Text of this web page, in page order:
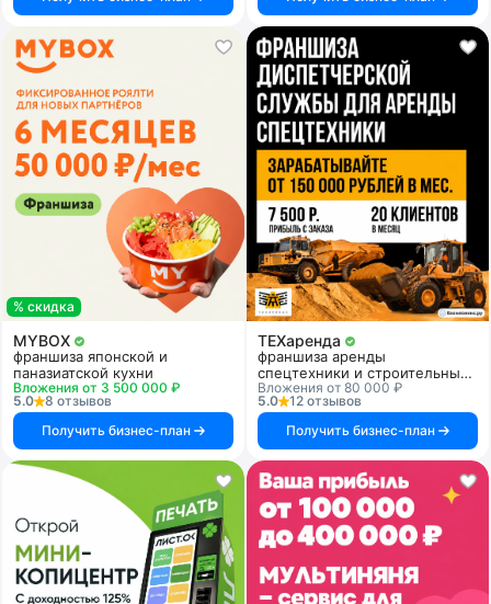
% скидка
MYBOX
франшиза японской и
паназиатской кухни
Вложения от 3 500 000 ₽
5.0
8 отзывов
Получить бизнес-план
ТЕХаренда
франшиза аренды
спецтехники и строительных
услуг
Вложения от 80 000 ₽
5.0
12 отзывов
Получить бизнес-план